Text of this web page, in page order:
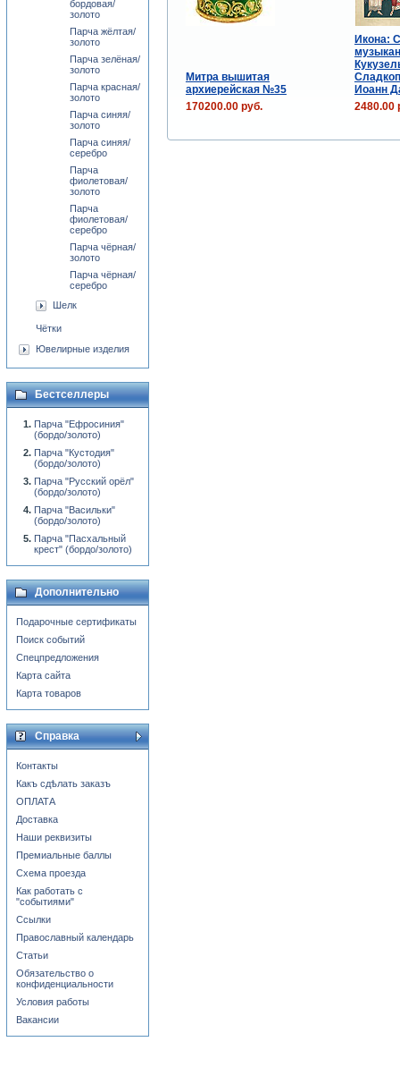
Митра вышитая
архиерейская №35
Икона:
Иоанн
170200.00 руб.
2480.00
бордовая/
золото
Парча жёлтая/
золото
Парча зелёная/
золото
Парча красная/
золото
Парча синяя/
золото
Парча синяя/
серебро
Парча
фиолетовая/
золото
Парча
фиолетовая/
серебро
Парча чёрная/
золото
Парча чёрная/
серебро
Шелк
Чётки
Ювелирные изделия
Бестселлеры
Парча "Ефросиния"
(бордо/золото)
Парча "Кустодия"
(бордо/золото)
Парча "Русский орёл"
(бордо/золото)
Парча "Васильки"
(бордо/золото)
Парча "Пасхальный
крест" (бордо/золото)
Дополнительно
Подарочные сертификаты
Поиск событий
Спецпредложения
Карта сайта
Карта товаров
Справка
Контакты
Какъ сдѣлать заказъ
ОПЛАТА
Доставка
Наши реквизиты
Премиальные баллы
Схема проезда
Как работать с
"событиями"
Ссылки
Православный календарь
Статьи
Обязательство о
конфиденциальности
Условия работы
Вакансии